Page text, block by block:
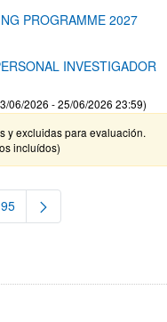
PROGRAMME 2027
INVESTIGADOR
06/2026 - 25/06/2026 23:59)
y excluidas para evaluación.
incluídos)
intermedias Use TAB
Página
95